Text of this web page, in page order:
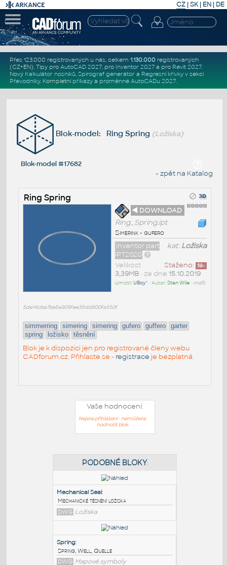
CZ | SK| EN | DE
Přes 123.000 registrovaných u nás, celkem 1.130.000registrovaných
(CZ+EN). Tipy pro AutoCAD 2027, pro Inventor 2027a pro Revit 2027.
Nový Kalkulátor nosníků, Spirograf generátor a Regresní křivkyv sekci
Převodníky. Kompletní příkazya proměnné AutoCADu 2027.
Blok-model: Ring Spring (Ložiska)
Blok-model #17682
« zpět na Katalog
Ring Spring
◄ DOWNLOAD
Ring_Spring.ipt
Simerink - gufero
kat:Ložiska
Inventor part
IPT2020
Staženo: 59x
Velikost
3,39MB• ze dne 15.10.2019
Umístil:UBoy^ • Autor:Stan Wile• md5:
5de14cba7be5a909fee35dd600fa550f
simmerring simering simering gufero guffero
garter
spring
ložisko těsnění
Blok je k dispozici jen pro registrované členy webu
CADforum.cz. Přihlaste se - registrace je bezplatná.
Vaše hodnocení:
Nejste přihlášeni - nemůžete
hodnotit blok